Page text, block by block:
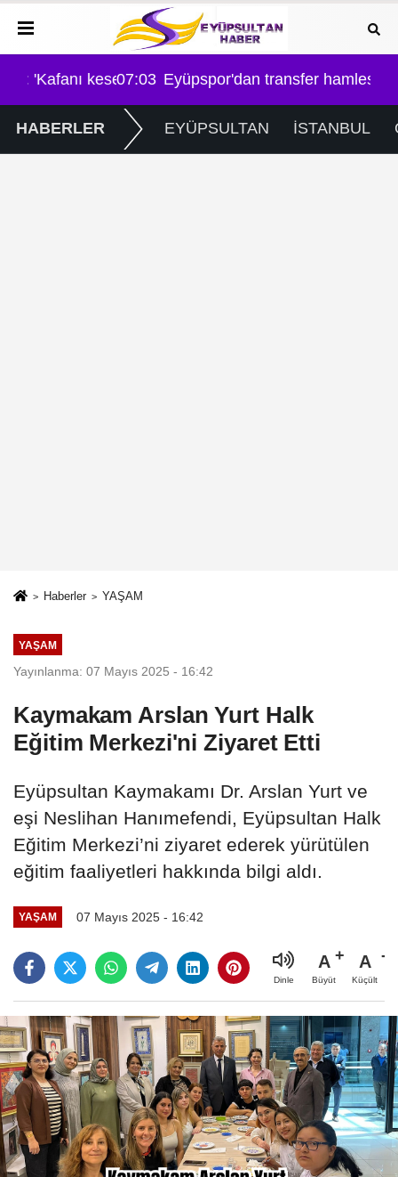
tehdidi!
07:03 Eyüpspor'dan transfer hamlesi: Bilal
HABERLER EYÜPSULTAN İSTANBUL
Haberler YAŞAM
YAŞAM
Yayınlanma: 07 Mayıs 2025 - 16:42
Kaymakam Arslan Yurt Halk
Eğitim Merkezi'ni Ziyaret Etti
Eyüpsultan Kaymakamı Dr. Arslan Yurt ve
eşi Neslihan Hanımefendi, Eyüpsultan Halk
Eğitim Merkezi’ni ziyaret ederek yürütülen
eğitim faaliyetleri hakkında bilgi aldı.
YAŞAM 07 Mayıs 2025 - 16:42
Dinle
A
Büyüt
A
Küçült